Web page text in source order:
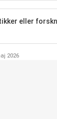
eller
2026